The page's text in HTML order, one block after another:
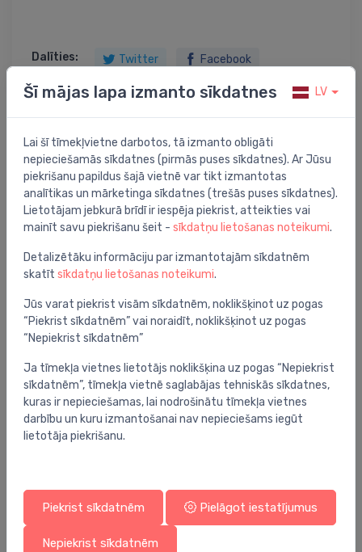
Dalīties: Twitter Facebook
Preces apraksts
dušas kabīne Simple Square, 900x900 mm, h=2050,
komplektā paliktnis, sifons un maisītājs, balts/caur
Jums varētu arī interesēt
Dušas kabīnes
Šī mājas lapa izmanto sīkdatnes LV
Lai šī tīmekļvietne darbotos, tā izmanto obligāti
nepieciešamās sīkdatnes (pirmās puses sīkdatnes). Ar Jūsu
piekrišanu papildus šajā vietnē var tikt izmantotas
analītikas un mārketinga sīkdatnes (trešās puses sīkdatnes).
Lietotājam jebkurā brīdī ir iespēja piekrist, atteikties vai
mainīt savu piekrišanu šeit - sīkdatņu lietošanas noteikumi.
Detalizētāku informāciju par izmantotajām sīkdatnēm
skatīt sīkdatņu lietošanas noteikumi.
Jūs varat piekrist visām sīkdatnēm, noklikšķinot uz pogas
“Piekrist sīkdatnēm” vai noraidīt, noklikšķinot uz pogas
“Nepiekrist sīkdatnēm”
Ja tīmekļa vietnes lietotājs noklikšķina uz pogas “Nepiekrist
sīkdatnēm”, tīmekļa vietnē saglabājas tehniskās sīkdatnes,
kuras ir nepieciešamas, lai nodrošinātu tīmekļa vietnes
darbību un kuru izmantošanai nav nepieciešams iegūt
lietotāja piekrišanu.
Piekrist sīkdatnēm Pielāgot iestatījumus
Nepiekrist sīkdatnēm